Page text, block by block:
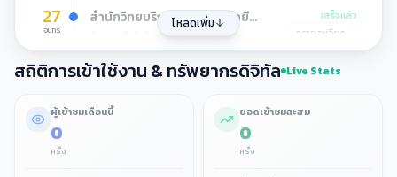
“การเขียนโปรแกรมเบื้องต้น
(Introduction to Programming)”
27
จันทร์
สํานักวิทยบริการและเทคโนโลยี
สารสนเทศ เข้าร่วมกิจกรรม
เฉลิมพระเกียรติ เนื่องในโอกาสวัน
เฉลิมพระชนมพรรษา 28 กรกฎาคม
ข่าวประชาสัมพันธ์
เสร็จแล้ว
ดูรายละเอียด
24
ศูนย์ภาษา สํานักวิทยบริการฯ จัดการ
ภาษาอังกฤษ SRRU-TEP ด้วยระบบ
เสร็จแล้ว
24
ศุกร์
งานเทคโนโลยีสารสนเทศ สํานักวิทย
บริการฯ ดําเนินโครงการอบรมเชิง
โหลดเพิ่ม
สถิติการเข้าใช้งาน & ทรัพยากรดิจิทัล Live Stats
ผู้เข้าชมเดือนนี้
0
ครั้ง
ยอดเข้าชมสะสม
0
ครั้ง